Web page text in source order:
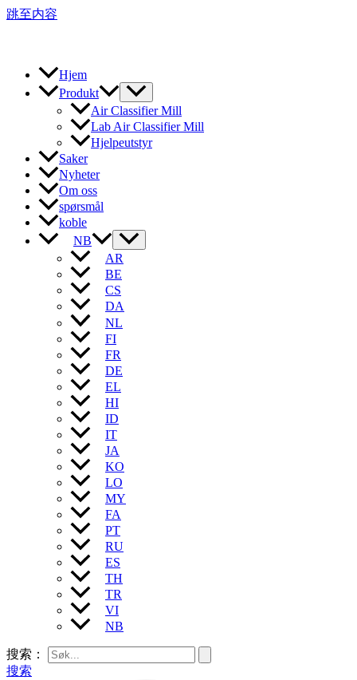
跳至内容
Hjem
Produkt
Air Classifier Mill
Lab Air Classifier Mill
Hjelpeutstyr
Saker
Nyheter
Om oss
spørsmål
koble
NB
AR
BE
CS
DA
NL
FI
FR
DE
EL
HI
ID
IT
JA
KO
LO
MY
FA
PT
RU
ES
TH
TR
VI
NB
搜索：
搜索